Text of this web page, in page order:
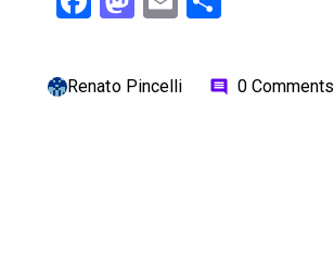
Renato Pincelli comment 0 Comments